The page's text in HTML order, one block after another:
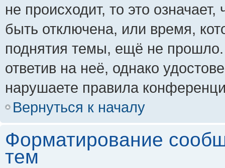
не происходит, то это
быть отключена, или время,
поднятия темы, ещё не
ответив на неё, однако
нарушаете правила
Вернуться к началу
Форматирование
тем